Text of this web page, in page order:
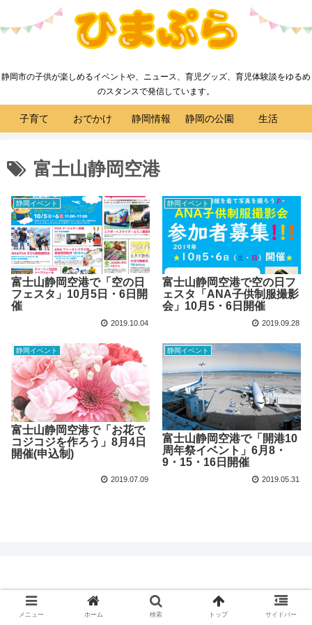
静岡市の子供が楽しめるイベントや、ニュース、育児グッズ、育児体験談をゆるめ
のスタンスで発信しています。
子育て おでかけ 静岡情報 静岡の公園 生活
富士山静岡空港
静岡イベント
富士山静岡空港で「空の日
フェスタ」10月5日・6日開
催
2019.10.04
静岡イベント
富士山静岡空港で空の日フ
ェスタ「ANA子供制服撮影
会」10月5・6日開催
2019.09.28
静岡イベント
富士山静岡空港で「お花で
コジコジを作ろう」8月4日
開催(申込制)
2019.07.09
静岡イベント
富士山静岡空港で「開港10
周年祭イベント」6月8・
9・15・16日開催
2019.05.31
© 2018 ひまぷら.
メニュー ホーム 検索 トップ サイドバー